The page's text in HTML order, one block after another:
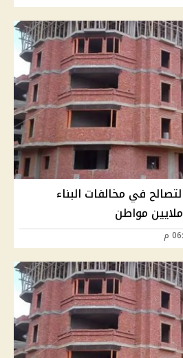
في مخالفات البناء